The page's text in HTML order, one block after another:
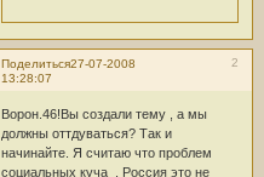
Поделиться 2
27-07-2008
13:28:07
Ворон.46!Вы создали тему , а мы
должны оттдуваться? Так и
начинайте. Я считаю что проблем
социальных куча , Россия это не